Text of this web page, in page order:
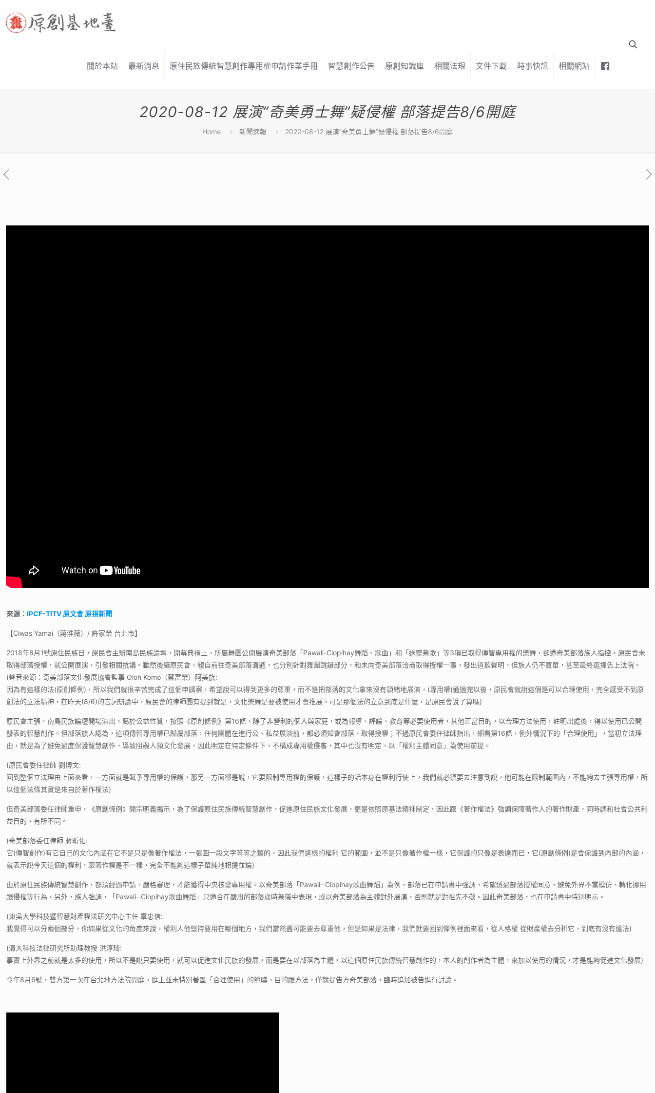
關於本站 最新消息 原住民族傳統智慧創作專用權申請作業手冊 智慧創作公告 原創知識庫 相關法規 文件下載 時事快訊 相關網站
2020-08-12 展演”奇美勇士舞”疑侵權 部落提告8/6開庭
Home 新聞速報 2020-08-12 展演”奇美勇士舞”疑侵權 部落提告8/6開庭
來源：IPCF-TITV 原文會 原視新聞
【Ciwas Yamai（蔣淮薇）/ 許家榮 台北市】
2018年8月1號原住民族日，原民會主辦南島民族論壇，開幕典禮上，所屬舞團公開展演奇美部落「Pawali-Ciopihay舞蹈、歌曲」和「送靈祭歌」等3項已取得傳智專用權的樂舞，卻遭奇美部落族人指控，原民會未
取得部落授權，就公開展演，引發相關抗議。雖然後續原民會，親自前往奇美部落溝通，也分別針對舞團跳錯部分，和未向奇美部落洽商取得授權一事，發出道歉聲明，但族人仍不買單，甚至最終選擇告上法院。
(聲音來源：奇美部落文化發展協會監事 Oloh Komo（蔡富榮）阿美族:
因為有這樣的法(原創條例)，所以我們就很辛苦完成了這個申請案，希望說可以得到更多的尊重，而不是把部落的文化拿來沒有頭緒地展演，(專用權)通過完以後，原民會就說這個是可以合理使用，完全感受不到原
創法的立法精神，在昨天(8/6)的言詞辯論中，原民會的律師團有提到就是，文化樂舞是要被使用才會推展，可是那個法的立意到底是什麼，是原民會說了算嗎)
原民會主張，南島民族論壇開場演出，屬於公益性質，按照《原創條例》第16條，除了非營利的個人與家庭，或為報導、評論、教育等必要使用者，其他正當目的，以合理方法使用，註明出處後，得以使用已公開
發表的智慧創作。但部落族人認為，這項傳智專用權已歸屬部落，任何團體在進行公、私益展演前，都必須知會部落、取得授權；不過原民會委任律師指出，細看第16條，例外情況下的「合理使用」，當初立法理
由，就是為了避免過度保護智慧創作，導致阻礙人類文化發展，因此明定在特定條件下，不構成專用權侵害，其中也沒有明定，以「權利主體同意」為使用前提。
(原民會委任律師 劉博文:
回到整個立法理由上面來看，一方面就是賦予專用權的保護，那另一方面卻是說，它要限制專用權的保護，這樣子的話本身在權利行使上，我們就必須要去注意到說，他可能在限制範圍內，不能夠去主張專用權，所
以這個法條其實是來自於著作權法)
但奇美部落委任律師重申，《原創條例》開宗明義揭示，為了保護原住民族傳統智慧創作，促進原住民族文化發展，更是依照原基法精神制定，因此跟《著作權法》強調保障著作人的著作財產，同時調和社會公共利
益目的，有所不同。
(奇美部落委任律師 蔣昕佑:
它(傳智創作)有它自己的文化內涵在它不是只是像著作權法，一張圖一段文字等等之類的，因此我們這樣的權利 它的範圍，並不是只像著作權一樣，它保護的只像是表達而已，它(原創條例)是會保護到內部的內涵，
就表示說今天這個的權利，跟著作權是不一樣，完全不能夠這樣子單純地相提並論)
由於原住民族傳統智慧創作，都須經過申請、嚴格審理，才能獲得中央核發專用權。以奇美部落「Pawali─Ciopihay歌曲舞蹈」為例，部落已在申請書中強調，希望透過部落授權同意，避免外界不當模仿、轉化挪用
跟侵權等行為，另外，族人強調，「Pawali─Ciopihay歌曲舞蹈」只適合在嚴肅的部落歲時祭儀中表現，或以奇美部落為主體對外展演，否則就是對祖先不敬。因此奇美部落，也在申請書中特別明示。
(東吳大學科技暨智慧財產權法研究中心主任 章忠信:
我覺得可以分兩個部分，你如果從文化的角度來說，權利人他堅持要用在哪個地方，我們當然盡可能要去尊重他，但是如果是法律，我們就要回到條例裡面來看，從人格權 從財產權去分析它，到底有沒有違法)
(清大科技法律研究所助理教授 洪淳琦:
事實上外界之前就是太多的使用，所以不是說只要使用，就可以促進文化民族的發展，而是要在以部落為主體，以這個原住民族傳統智慧創作的，本人的創作者為主體，來加以使用的情況，才是能夠促進文化發展)
今年8月6號，雙方第一次在台北地方法院開庭，庭上並未特別著墨「合理使用」的範疇、目的跟方法，僅就提告方奇美部落，臨時追加被告進行討論。